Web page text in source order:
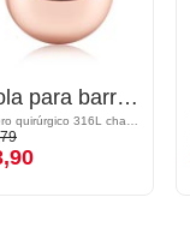
Bola para barras con rosca (acero quirúrgico, chapado en oro rosa, acabado brillante)